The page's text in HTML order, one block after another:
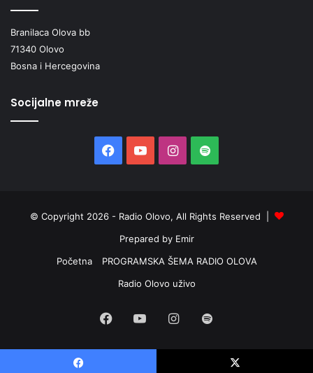
Branilaca Olova bb
71340 Olovo
Bosna i Hercegovina
Socijalne mreže
Facebook
YouTubeInstagram
Spotify
© Copyright 2026 - Radio Olovo, All Rights Reserved |
Prepared by Emir
Početna
PROGRAMSKA ŠEMA RADIO OLOVA
Radio Olovo uživo
Facebook
YouTubeInstagram
Spotify